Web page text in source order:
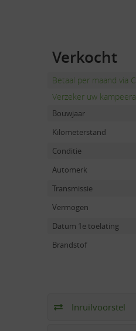
Verkocht
Betaal per maand via
Verzeker uw
Bouwjaar
Kilometerstand
Conditie
Automerk
Transmissie
Vermogen
Datum 1e toelating
Brandstof
Inruilvoorstel